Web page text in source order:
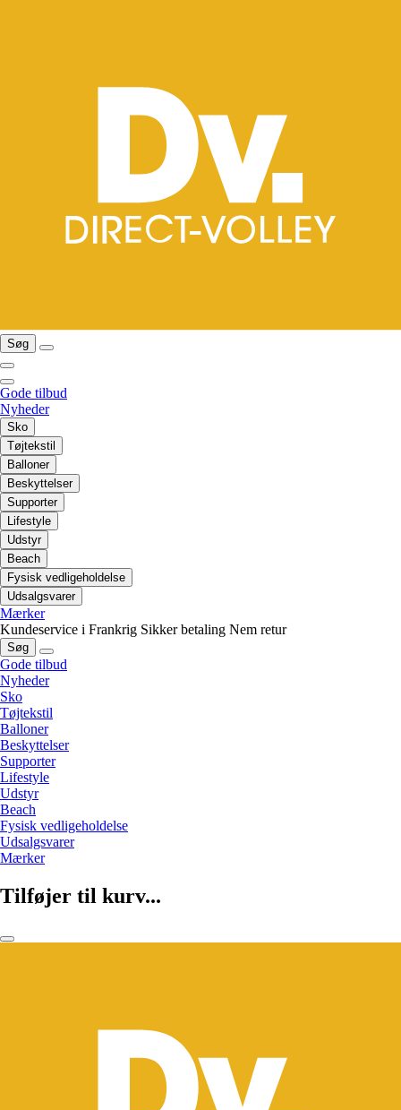
Søg
Gode tilbud
Nyheder
Sko
Tøjtekstil
Balloner
Beskyttelser
Supporter
Lifestyle
Udstyr
Beach
Fysisk vedligeholdelse
Udsalgsvarer
Mærker
Kundeservice i Frankrig Sikker betaling Nem retur
Søg
Gode tilbud
Nyheder
Sko
Tøjtekstil
Balloner
Beskyttelser
Supporter
Lifestyle
Udstyr
Beach
Fysisk vedligeholdelse
Udsalgsvarer
Mærker
Tilføjer til kurv...